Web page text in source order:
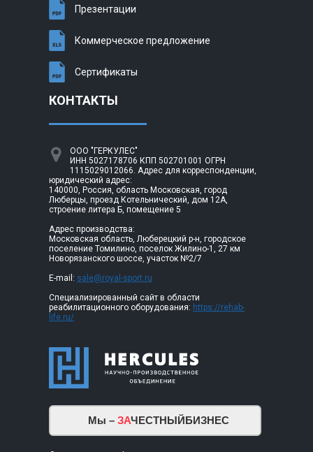
Презентации
Коммерческое предложение
Сертификаты
КОНТАКТЫ
ООО "ГЕРКУЛЕС"
ИНН 5027178706 КПП 502701001 ОГРН
1115029012066. Адрес для корреспонденции,
юридический адрес:
140000, Россия, область Московская, город
Люберцы, проезд Котельнический, дом 12А,
строение литера Б, помещение 5
Адрес производства:
Московская область, Люберецкий р-н, городское
поселение Томилино, поселок Жилино-1, 27 км
Новорязанского шоссе, участок №2/7
E-mail: sale@royal-sport.ru
Специализированный сайт в области
реабилитационного оборудования: https://rehab-
life.ru/
Мы – ЗАЧЕСТНЫЙБИЗНЕС